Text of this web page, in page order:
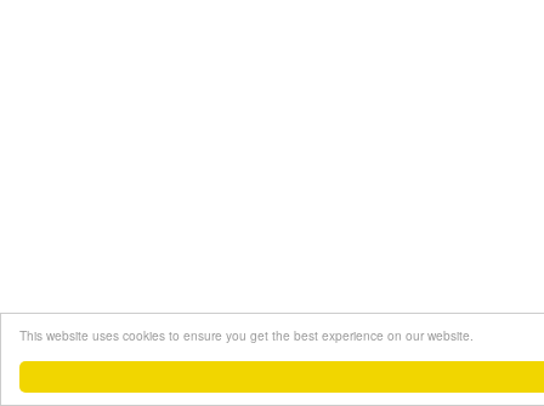
This website uses cookies to ensure you get the best experience on our website.